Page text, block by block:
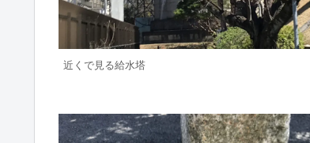
近くで見る給水塔